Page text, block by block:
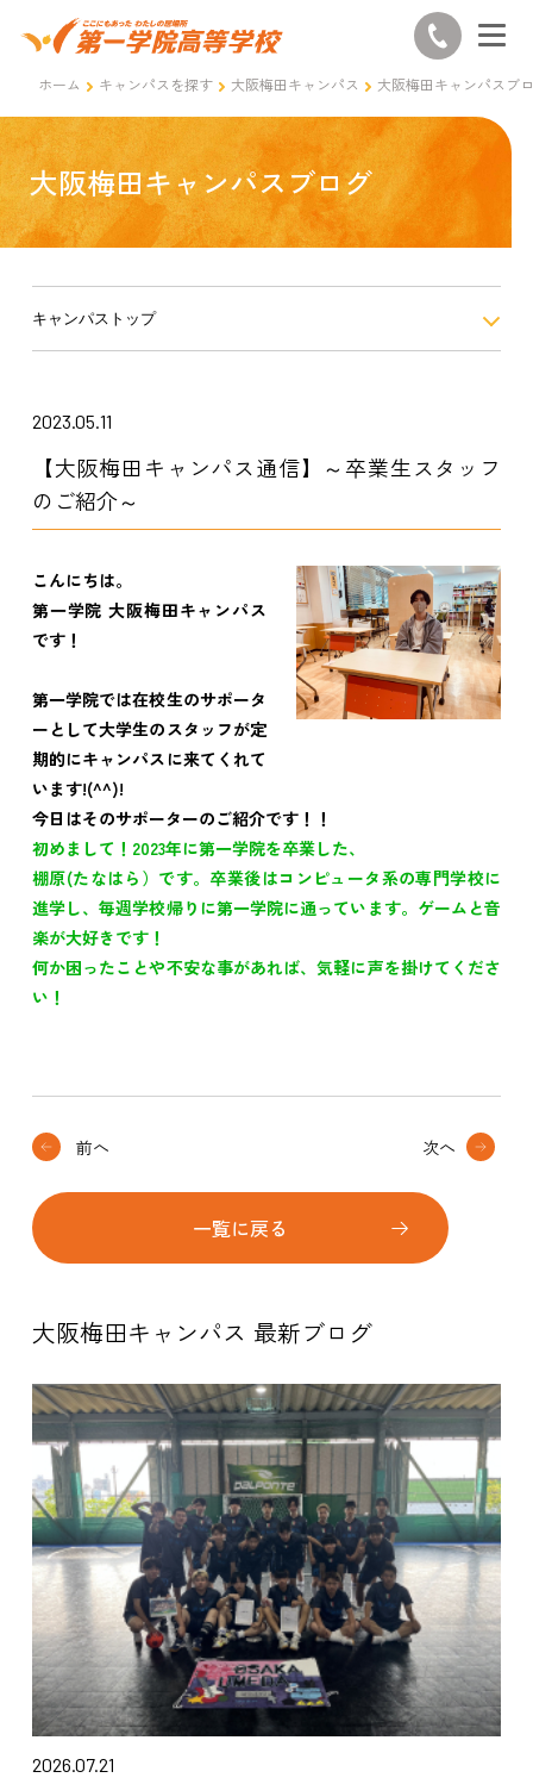
ホーム キャンパスを探す 大阪梅田キャンパス 大阪梅田キャンパスブ
大阪梅田キャンパスブログ
キャンパストップ
2023.05.11
【大阪梅田キャンパス通信】～卒業生スタッフ
のご紹介～
こんにちは。
第一学院 大阪梅田キャンパス
です！
第一学院では在校生のサポータ
ーとして大学生のスタッフが定
期的にキャンパスに来てくれて
います!(^^)!
今日はそのサポーターのご紹介です！！
初めまして！2023年に第一学院を卒業した、
棚原(たなはら）です。卒業後はコンピュータ系の専門学校に
進学し、毎週学校帰りに第一学院に通っています。 ゲームと音
楽が大好きです！
何か困ったことや不安な事があれば、気軽に声を掛けてくださ
い！
前へ
一覧に戻る
次へ
大阪梅田キャンパス 最新ブログ
2026.07.21